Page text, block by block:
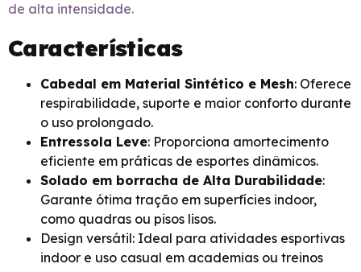
de alta intensidade.
Características
Cabedal em Material Sintético e Mesh: Oferece
respirabilidade, suporte e maior conforto durante
o uso prolongado.
Entressola Leve: Proporciona amortecimento
eficiente em práticas de esportes dinâmicos.
Solado em borracha de Alta Durabilidade:
Garante ótima tração em superfícies indoor,
como quadras ou pisos lisos.
Design versátil: Ideal para atividades esportivas
indoor e uso casual em academias ou treinos